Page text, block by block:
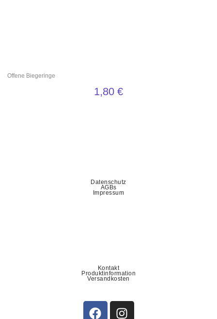
Offene Biegeringe
1,80 €
Datenschutz
AGBs
Impressum
Kontakt
Produktinformation
Versandkosten